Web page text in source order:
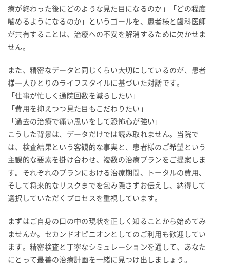
療が終わった後にどのような見た目になるのか」「どの程度
噛めるようになるのか」というゴールを、患者様と歯科医師
が共有することは、治療への不安を解消するために欠かせま
せん。
また、精密なデータと同じくらい大切にしているのが、患者
様一人ひとりのライフスタイルに基づいた対話です。
「仕事が忙しく通院回数を減らしたい」
「費用を抑えつつ見た目もこだわりたい」
「過去の治療で痛い思いをして恐怖心が強い」
こうした背景は、データだけでは読み取れません。当院で
は、検査結果という客観的な事実と、患者様のご希望という
主観的な要素を掛け合わせ、複数の治療プランをご提案しま
す。それぞれのプランにおける治療期間、トータルの費用、
そして将来的なリスクまでを包み隠さずお伝えし、納得して
選択していただくプロセスを重視しています。
まずはご自身の口の中の現状を正しく知ることから始めてみ
ませんか。セカンドオピニオンとしてのご利用も歓迎してい
ます。精密検査と丁寧なシミュレーションを通して、あなた
にとって最善の治療計画を一緒に見つけ出しましょう。